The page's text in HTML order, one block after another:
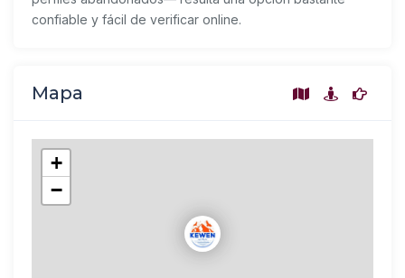
confiable y fácil de verificar online.
Mapa
+
−